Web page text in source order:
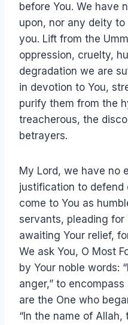
before You. We have
upon, nor any deity
you. Lift from the
oppression, cruelty,
degradation we are
in devotion to You,
purify them from the
treacherous, the
betrayers.
My Lord, we have no
justification to defend
come to You as
servants, pleading for
awaiting Your relief,
We ask You, O Most
by Your noble words:
anger,” to
are the One who
“In the name of